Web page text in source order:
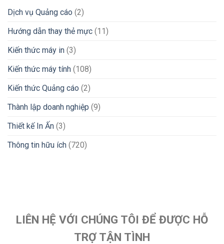
Dịch vụ Quảng cáo (2)
Hướng dẫn thay thẻ mực (11)
Kiến thức máy in (3)
Kiến thức máy tính (108)
Kiến thức Quảng cáo (2)
Thành lập doanh nghiệp (9)
Thiết kế In Ấn (3)
Thông tin hữu ích (720)
LIÊN HỆ VỚI CHÚNG TÔI ĐỂ ĐƯỢC HỖ
TRỢ TẬN TÌNH